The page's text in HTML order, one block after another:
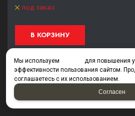
под заказ
В КОРЗИНУ
1 2 3 4 5 6 7
12
Мы используем
для повышения
эффективности пользования сайтом.
соглашаетесь с их использованием.
Согласен